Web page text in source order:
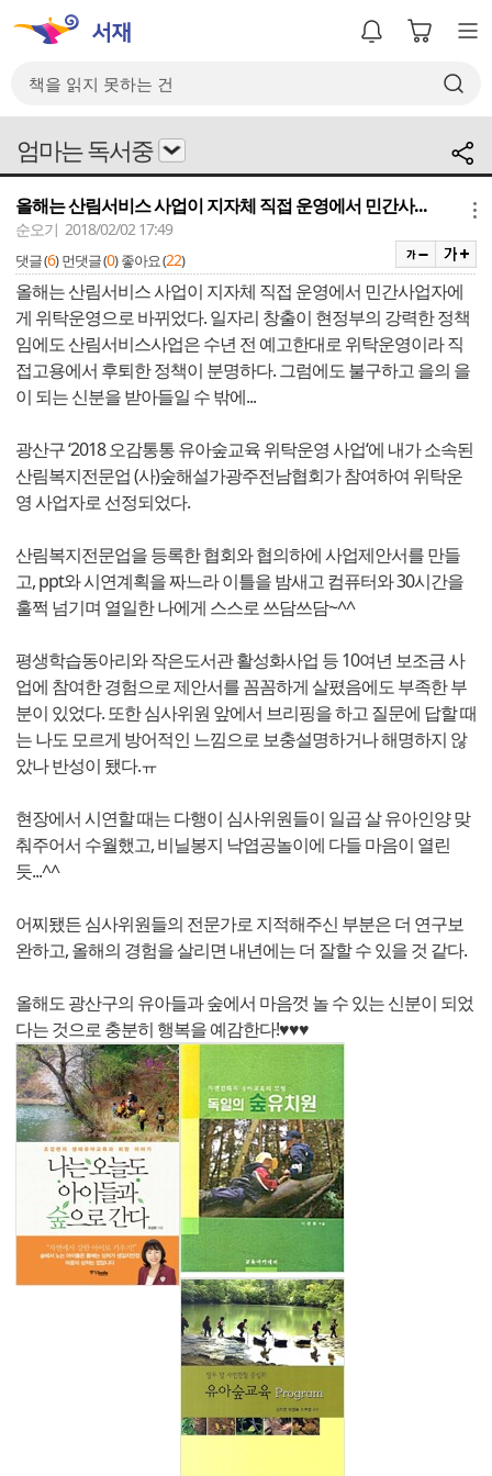
엄마는 독서중
올해는 산림서비스 사업이 지자체 직접 운영에서 민간사...
순오기 2018/02/02 17:49
댓글 (6) 먼댓글 (0) 좋아요 (22)
올해는 산림서비스 사업이 지자체 직접 운영에서 민간사업자에
게 위탁운영으로 바뀌었다. 일자리 창출이 현정부의 강력한 정책
임에도 산림서비스사업은 수년 전 예고한대로 위탁운영이라 직
접고용에서 후퇴한 정책이 분명하다. 그럼에도 불구하고 을의 을
이 되는 신분을 받아들일 수 밖에...
광산구 ‘2018 오감통통 유아숲교육 위탁운영 사업‘에 내가 소속된
산림복지전문업 (사)숲해설가광주전남협회가 참여하여 위탁운
영 사업자로 선정되었다.
산림복지전문업을 등록한 협회와 협의하에 사업제안서를 만들
고, ppt와 시연계획을 짜느라 이틀을 밤새고 컴퓨터와 30시간을
훌쩍 넘기며 열일한 나에게 스스로 쓰담쓰담~^^
평생학습동아리와 작은도서관 활성화사업 등 10여년 보조금 사
업에 참여한 경험으로 제안서를 꼼꼼하게 살폈음에도 부족한 부
분이 있었다. 또한 심사위원 앞에서 브리핑을 하고 질문에 답할 때
는 나도 모르게 방어적인 느낌으로 보충설명하거나 해명하지 않
았나 반성이 됐다.ㅠ
현장에서 시연할 때는 다행이 심사위원들이 일곱 살 유아인양 맞
춰주어서 수월했고, 비닐봉지 낙엽공놀이에 다들 마음이 열린
듯...^^
어찌됐든 심사위원들의 전문가로 지적해주신 부분은 더 연구보
완하고, 올해의 경험을 살리면 내년에는 더 잘할 수 있을 것 같다.
올해도 광산구의 유아들과 숲에서 마음껏 놀 수 있는 신분이 되었
다는 것으로 충분히 행복을 예감한다!♥♥♥